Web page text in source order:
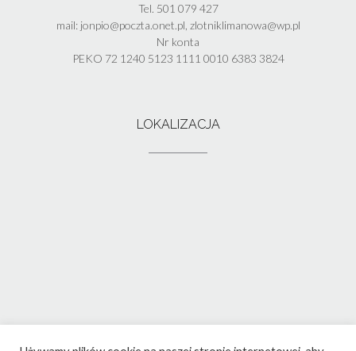
Tel. 501 079 427
mail: jonpio@poczta.onet.pl, zlotniklimanowa@wp.pl
Nr konta
PEKO 72 1240 5123 1111 0010 6383 3824
LOKALIZACJA